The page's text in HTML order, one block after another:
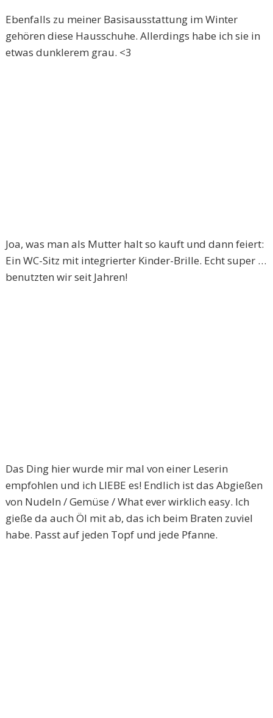
Ebenfalls zu meiner Basisausstattung im Winter
gehören diese Hausschuhe. Allerdings habe ich sie in
etwas dunklerem grau. <3
Joa, was man als Mutter halt so kauft und dann feiert:
Ein WC-Sitz mit integrierter Kinder-Brille. Echt super …
benutzten wir seit Jahren!
Das Ding hier wurde mir mal von einer Leserin
empfohlen und ich LIEBE es! Endlich ist das Abgießen
von Nudeln / Gemüse / What ever wirklich easy. Ich
gieße da auch Öl mit ab, das ich beim Braten zuviel
habe. Passt auf jeden Topf und jede Pfanne.